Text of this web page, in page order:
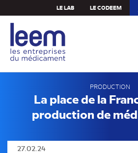
au
contenu
principal
LE LAB LE CODEEM
PRODUCTION
La place de la
production de
27.02.24